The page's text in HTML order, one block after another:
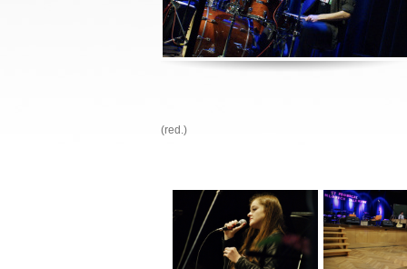
(red.)